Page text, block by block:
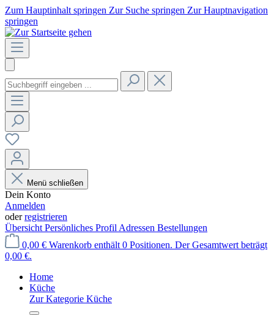
Zum Hauptinhalt springen Zur Suche springen Zur Hauptnavigation
springen
Menü schließen
Dein Konto
Anmelden
oderregistrieren
Übersicht Persönliches Profil Adressen Bestellungen
0,00 € Warenkorb enthält 0 Positionen. Der Gesamtwert beträgt
0,00 €.
Home
Küche
Zur Kategorie Küche